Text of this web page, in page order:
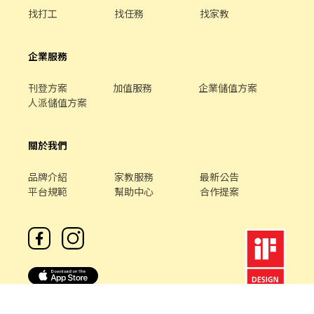
找打工 找任務 找家教
企業服務
刊登方案 加值服務
企業儲值方案
人派儲值方案
關於我們
品牌介紹 家教服務
最新公告
平台規範
幫助中心 合作提案